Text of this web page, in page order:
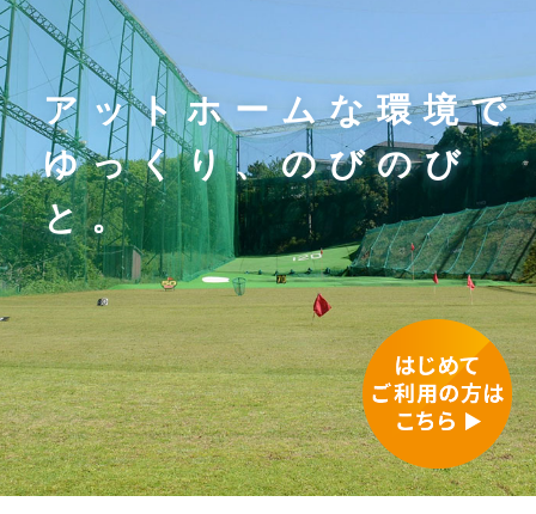
アットホームな環境で
ゆっくり、のびのび
と。